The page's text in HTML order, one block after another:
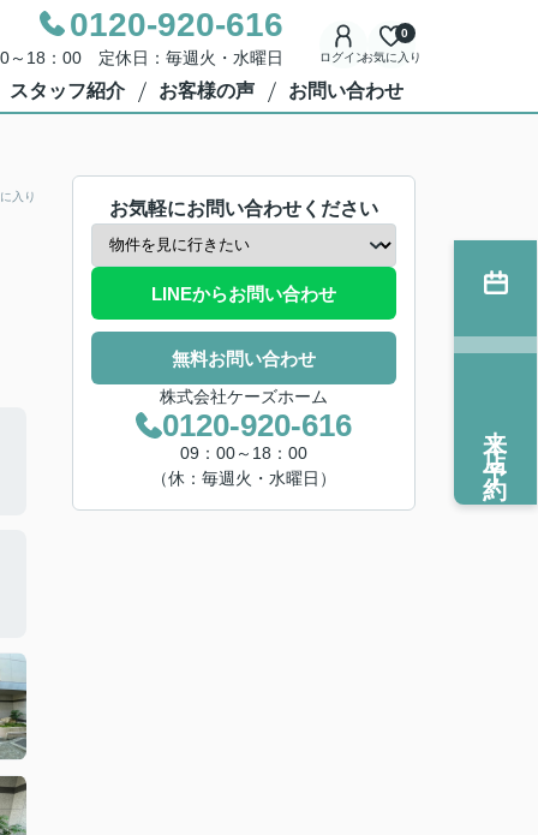
0120-920-616
～18：00 定休日：毎週火・水曜日 ログインお気に入り
0
スタッフ紹介 お客様の声 お問い合わせ
入り
お気軽にお問い合わせください
LINEからお問い合わせ
無料お問い合わせ
株式会社ケーズホーム
0120-920-616
09：00～18：00
（休：毎週火・水曜日）
来店予約